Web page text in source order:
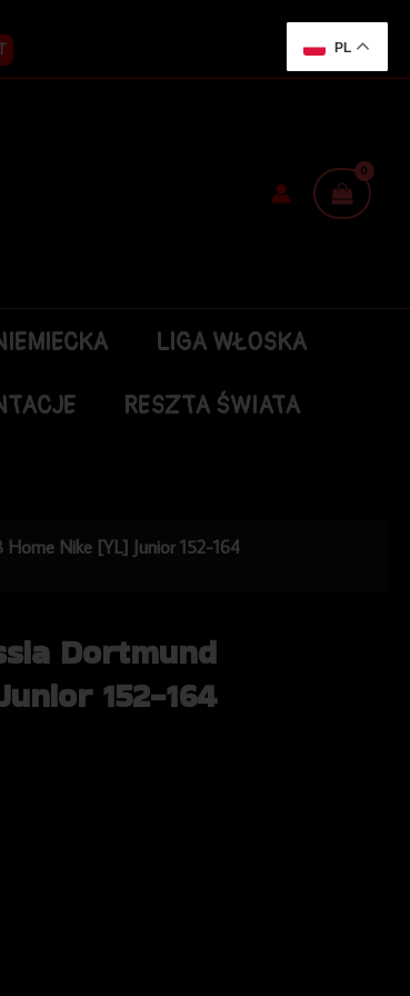
LIGA WŁOSKA
RESZTA ŚWIATA
Home Nike [YL] Junior 152-164
Dortmund
152-164
PL